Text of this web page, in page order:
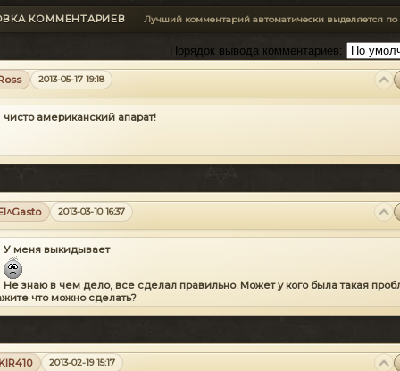
КОММЕНТАРИЕВ Лучший комментарий автоматически выделяется по
Порядок вывода комментариев:
2013-05-17 19:18
чисто американский апарат!
2013-03-10 16:37
У меня выкидывает
Не знаю в чем дело, все сделал правильно. Может у кого была такая
что можно сделать?
2013-02-19 15:17